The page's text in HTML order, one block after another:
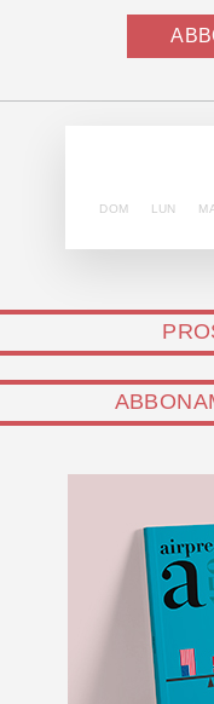
DOM LUN